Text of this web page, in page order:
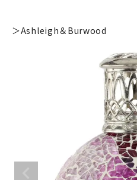
＞Ashleigh＆Burwood